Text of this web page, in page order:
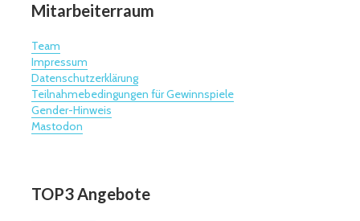
Mitarbeiterraum
Team
Impressum
Datenschutzerklärung
Teilnahmebedingungen für Gewinnspiele
Gender-Hinweis
Mastodon
TOP3 Angebote